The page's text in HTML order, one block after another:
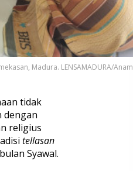
Madura. LENSAMADURA/Anam
tidak
dengan
religius
tellasan
Syawal.